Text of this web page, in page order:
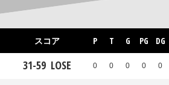
スコア P T G PG DG
31-59 LOSE 0 0 0 0 0